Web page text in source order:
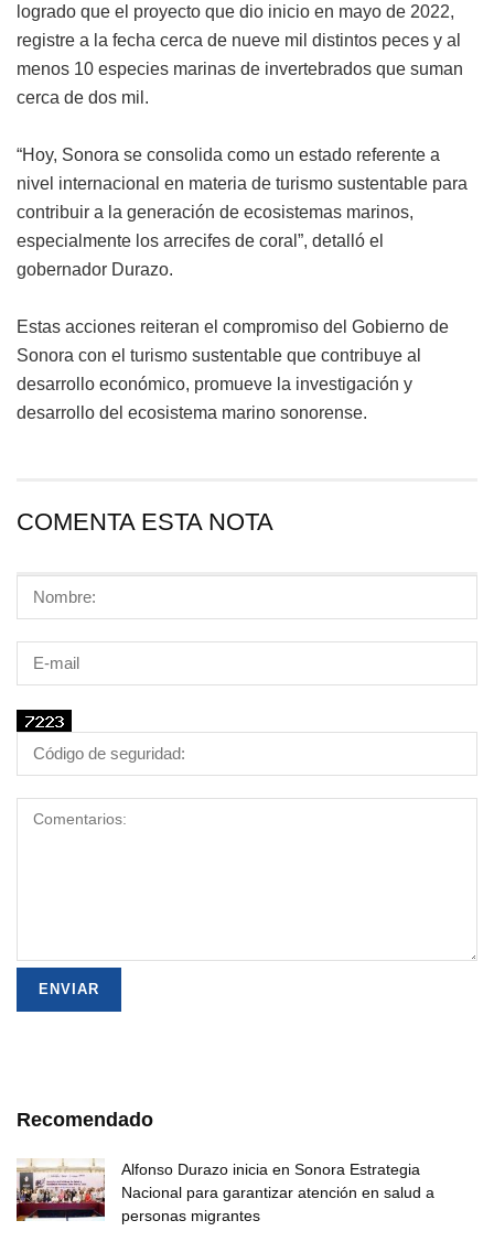
logrado que el proyecto que dio inicio en mayo de 2022,
registre a la fecha cerca de nueve mil distintos peces y al
menos 10 especies marinas de invertebrados que suman
cerca de dos mil.
“Hoy, Sonora se consolida como un estado referente a
nivel internacional en materia de turismo sustentable para
contribuir a la generación de ecosistemas marinos,
especialmente los arrecifes de coral”, detalló el
gobernador Durazo.
Estas acciones reiteran el compromiso del Gobierno de
Sonora con el turismo sustentable que contribuye al
desarrollo económico, promueve la investigación y
desarrollo del ecosistema marino sonorense.
COMENTA ESTA NOTA
Recomendado
Alfonso Durazo inicia en Sonora Estrategia
Nacional para garantizar atención en salud a
personas migrantes